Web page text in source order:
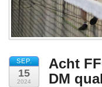
SEP.
15
2024
Acht
DM